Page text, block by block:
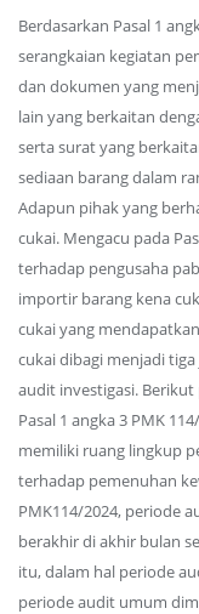
Berdasarkan Pasal 1
serangkaian kegiatan
dan dokumen yang
lain yang berkaitan
serta surat yang
sediaan barang dalam
Adapun pihak yang
cukai. Mengacu pada
terhadap pengusaha
importir barang kena
cukai yang
cukai dibagi menjadi
audit investigasi.
Pasal 1 angka 3 PMK
memiliki ruang lingkup
terhadap pemenuhan
PMK114/2024, periode
berakhir di akhir bulan
itu, dalam hal periode
periode audit umum